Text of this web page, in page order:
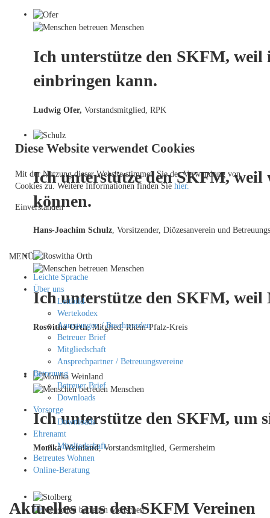
Ich unterstütze den SKFM,
einbringen kann.
Ludwig Ofer, Vorstandsmitglied, RPK
Ich unterstütze den SKFM, weil
können.
Hans-Joachim Schulz, Vorsitzender, Diözesanverein und
Ich unterstütze den SKFM, weil
Roswitha Orth, Mitglied, Rhein-Pfalz-Kreis
Ich unterstütze den SKFM, um
Monika Weinland, Vorstandsmitglied, Germersheim
Diese Website verwendet Cookies
Mit der Nutzung dieser Website stimmen Sie der Verwendung von
Cookies zu. Weitere Informationen finden Sie hier.
Einverstanden
MENÜ
Leichte Sprache
Über uns
Leitbild
Wertekodex
Anregungen / Beschwerden
Betreuer Brief
Mitgliedschaft
Ansprechpartner / Betreuungsvereine
Betreuung
Betreuer Brief
Downloads
Vorsorge
Downloads
Ehrenamt
Mitgliedschaft
Betreutes Wohnen
Online-Beratung
Aktuelles aus den SKFM Vereinen